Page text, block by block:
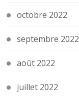
octobre 2022
septembre 2022
août 2022
juillet 2022